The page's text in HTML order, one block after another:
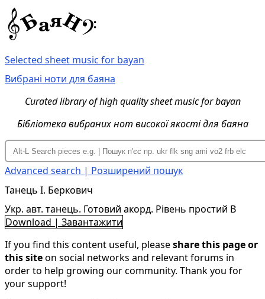
Selected sheet music for bayan
Вибрані ноти для баяна
Curated library of high quality sheet music for bayan
Бібліотека вибраних нот високої якості для баяна
Advanced search | Розширений пошук
Танець І. Беркович
Укр. авт. танець. Готовий акорд. Рівень простий B
Download | Завантажити
If you find this content useful, pleaseshare this page or
this siteon social networks and relevant forums in
order to help growing our community. Thank you for
your support!